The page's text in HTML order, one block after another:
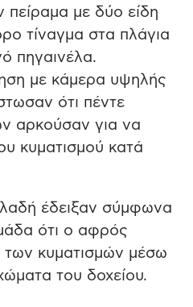
πείραμα με δύο είδη
τίναγμα στα πλάγια
πηγαινέλα.
με κάμερα υψηλής
ότι πέντε
αρκούσαν για να
κυματισμού κατά
έδειξαν σύμφωνα
ότι ο αφρός
των κυματισμών μέσω
του δοχείου.